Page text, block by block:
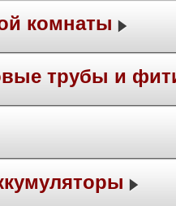
комнаты
трубы и